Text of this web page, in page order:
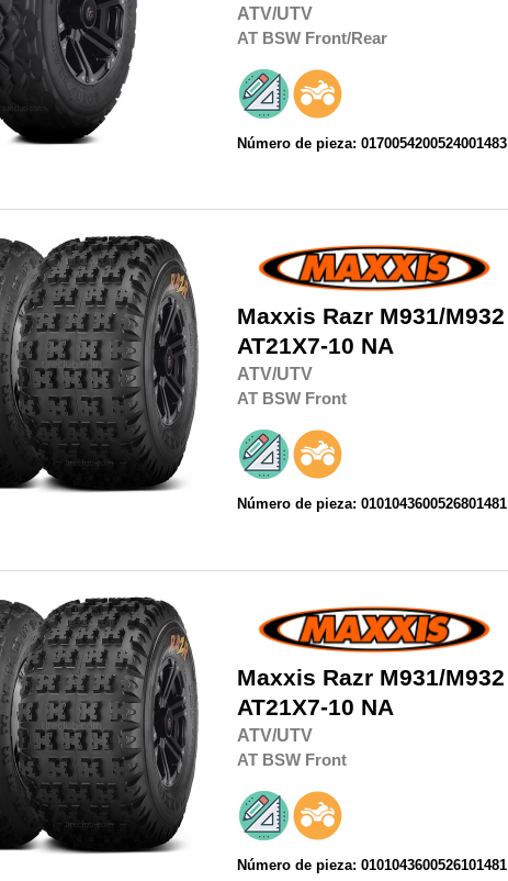
ATV/UTV
AT BSW Front/Rear
Número de pieza: 0170054200524001483
Maxxis Razr M931/M932
AT21X7-10 NA
ATV/UTV
AT BSW Front
Número de pieza: 0101043600526801481
Maxxis Razr M931/M932
AT21X7-10 NA
ATV/UTV
AT BSW Front
Número de pieza: 0101043600526101481